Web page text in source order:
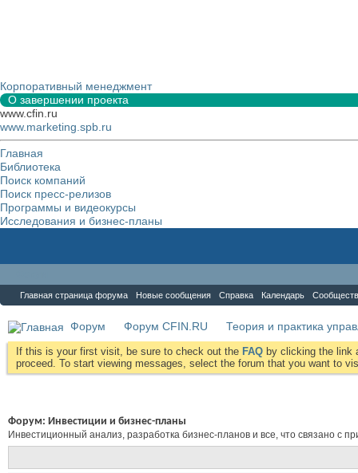
Корпоративный менеджмент
О завершении проекта
www.cfin.ru
www.marketing.spb.ru
Главная
Библиотека
Поиск компаний
Поиск пресс-релизов
Программы и видеокурсы
Исследования и бизнес-планы
Главная страница форума Новые сообщения Справка Календарь
Форум Форум CFIN.RU Теория и практика
If this is your first visit, be sure to check out the FAQ by clicking the link
proceed. To start viewing messages, select the forum that you want to
Форум: Инвестиции и бизнес-планы
Инвестиционный анализ, разработка бизнес-планов и все, что связано с